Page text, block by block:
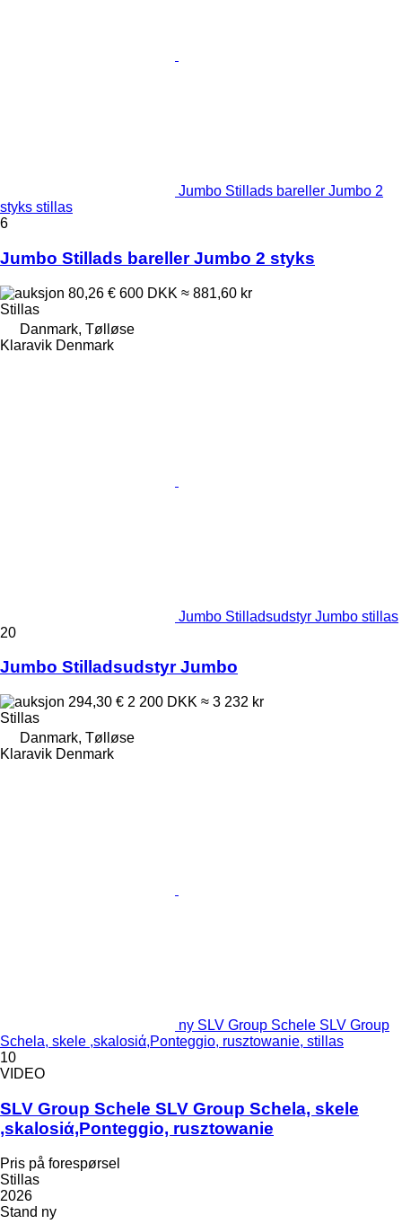
Jumbo Stillads bareller Jumbo 2
styks stillas
6
Jumbo Stillads bareller Jumbo 2 styks
80,26 € 600 DKK ≈ 881,60 kr
Stillas
Danmark, Tølløse
Klaravik Denmark
Jumbo Stilladsudstyr Jumbo stillas
20
Jumbo Stilladsudstyr Jumbo
294,30 € 2 200 DKK ≈ 3 232 kr
Stillas
Danmark, Tølløse
Klaravik Denmark
ny SLV Group Schele SLV Group
Schela, skele ,skalosiά,Ponteggio, rusztowanie, stillas
10
VIDEO
SLV Group Schele SLV Group Schela, skele
,skalosiά,Ponteggio, rusztowanie
Pris på forespørsel
Stillas
2026
Stand ny